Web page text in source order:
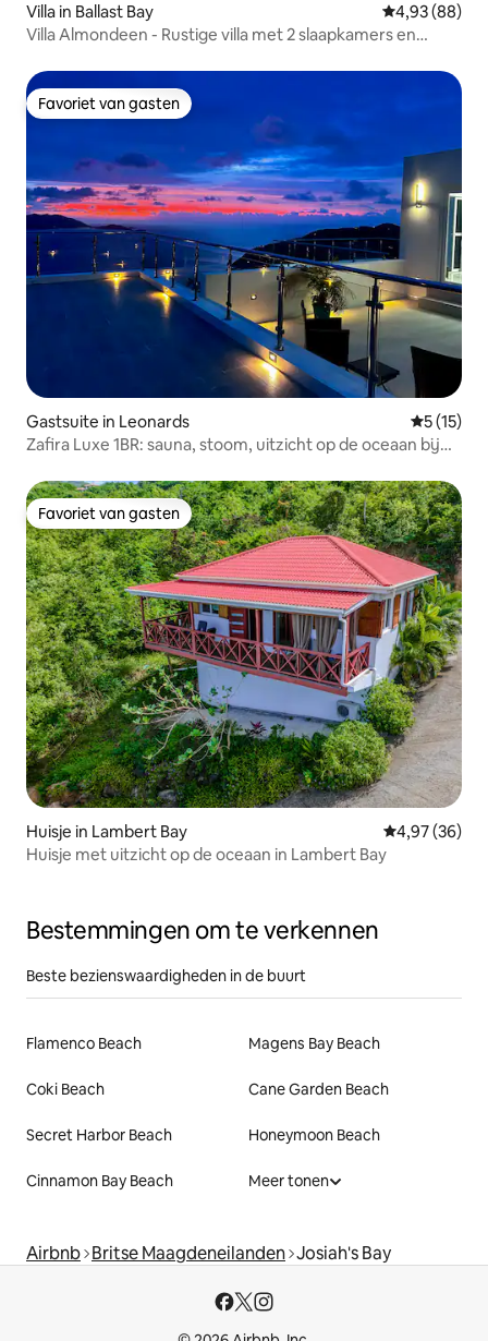
Villa in Ballast Bay Gemiddelde
4,93 (88)
Villa Almondeen - Rustige villa met 2 slaapkamers en
Favoriet van gasten
Favoriet van gasten
Gastsuite in Leonards
5 (15)
Zafira Luxe 1BR: sauna, stoom, uitzicht op de oceaan bij
Favoriet van gasten
Favoriet van gasten
Huisje in Lambert Bay Gemiddelde
4,97 (36)
Huisje met uitzicht op de oceaan in Lambert Bay
Bestemmingen om te verkennen
Beste bezienswaardigheden in de buurt
Flamenco Beach Magens Bay Beach
Coki Beach Cane Garden Beach
Secret Harbor Beach Honeymoon Beach
Cinnamon Bay Beach Meer tonen
Airbnb Britse Maagdeneilanden Josiah's Bay